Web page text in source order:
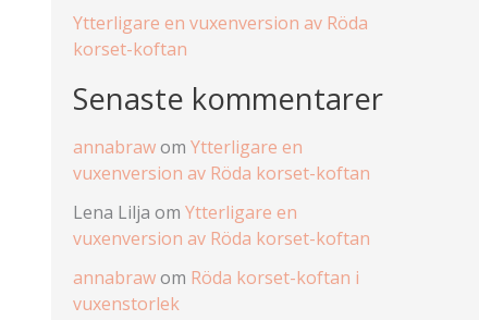
Ytterligare en vuxenversion av Röda
korset-koftan
Senaste kommentarer
annabrawom Ytterligare en
vuxenversion av Röda korset-koftan
Lena Lilja om Ytterligare en
vuxenversion av Röda korset-koftan
annabrawom Röda korset-koftan i
vuxenstorlek